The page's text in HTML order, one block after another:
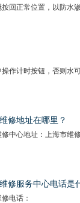
回正常位置，以防水
作计时按钮，否则水
修地址在哪里？
修中心地址：上海市维
维修服务中心电话是
修电话：